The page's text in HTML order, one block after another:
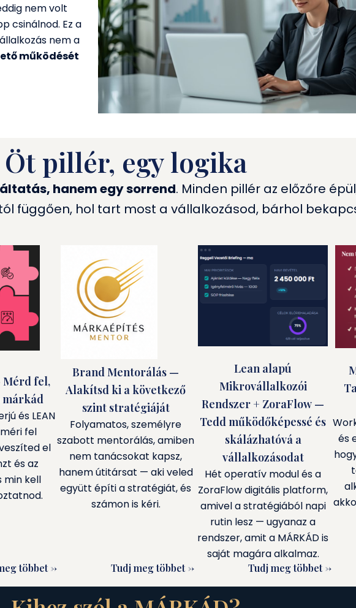
nem volt
csinálnod. Ez a
nem a
működését
Öt pillér, egy logika
hanem egy sorrend. Minden pillér az előzőre
függően, hol tart most a vállalkozásod, bárhol
fel,
márkád
és LEAN
fel
el
és az
min kell
Brand Mentorálás —
Alakítsd ki a következő
szint stratégiáját
Folyamatos, személyre
szabott mentorálás, amiben
nem tanácsokat kapsz,
hanem útitársat — aki veled
együtt építi a stratégiát, és
számon is kéri.
Lean alapú
Mikrovállalkozói
Rendszer + ZoraFlow —
Tedd működőképessé és
skálázhatóvá a
vállalkozásodat
Hét operatív modul és a
ZoraFlow digitális platform,
amivel a stratégiából napi
rutin lesz — ugyanaz a
rendszer, amit a MÁRKÁD is
saját magára alkalmaz.
és
többet -> Tudj meg többet -> Tudj meg többet ->